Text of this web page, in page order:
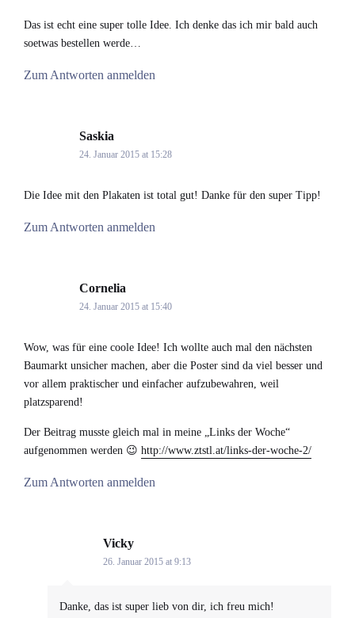
Das ist echt eine super tolle Idee. Ich denke das ich mir bald auch
soetwas bestellen werde…
Zum Antworten anmelden
Saskia
24. Januar 2015 at 15:28
Die Idee mit den Plakaten ist total gut! Danke für den super Tipp!
Zum Antworten anmelden
Cornelia
24. Januar 2015 at 15:40
Wow, was für eine coole Idee! Ich wollte auch mal den nächsten
Baumarkt unsicher machen, aber die Poster sind da viel besser und
vor allem praktischer und einfacher aufzubewahren, weil
platzsparend!
Der Beitrag musste gleich mal in meine „Links der Woche“
aufgenommen werden 😉 http://www.ztstl.at/links-der-woche-2/
Zum Antworten anmelden
Vicky
26. Januar 2015 at 9:13
Danke, das ist super lieb von dir, ich freu mich!